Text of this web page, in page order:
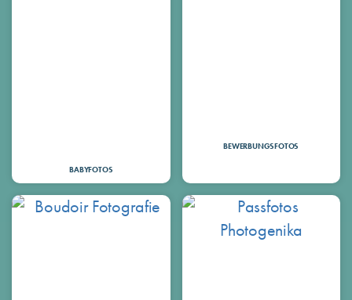
BABYFOTOS
BEWERBUNGSFOTOS